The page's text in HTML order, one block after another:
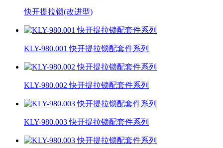
快开提拉锁(改进型)
KLY-980.001 快开提拉锁配套件系列
KLY-980.002 快开提拉锁配套件系列
KLY-980.003 快开提拉锁配套件系列